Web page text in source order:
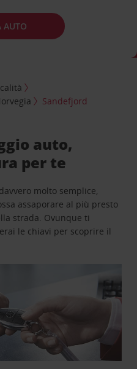
AUTO
Sandefjord
auto,
per te
molto semplice,
assaporare al più presto
strada. Ovunque ti
le chiavi per scoprire il